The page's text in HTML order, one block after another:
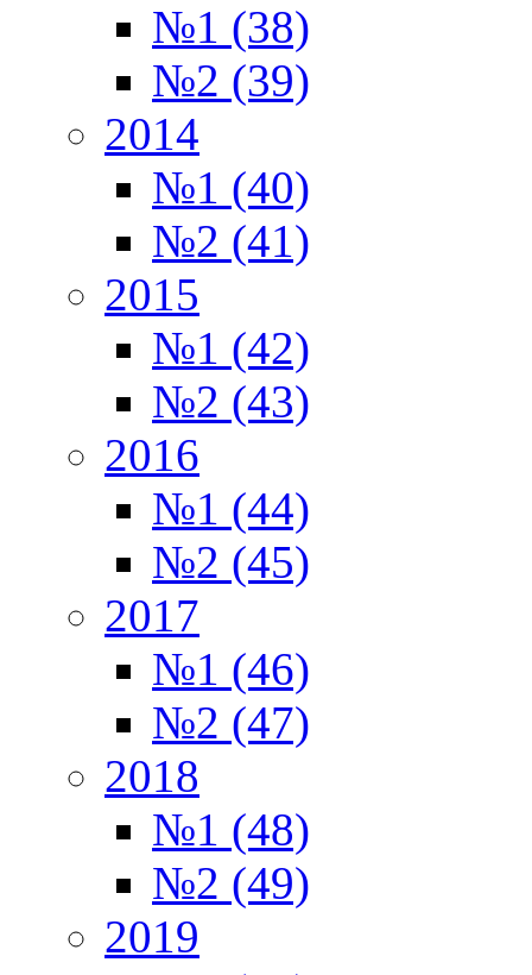
№1 (38)
№2 (39)
2014
№1 (40)
№2 (41)
2015
№1 (42)
№2 (43)
2016
№1 (44)
№2 (45)
2017
№1 (46)
№2 (47)
2018
№1 (48)
№2 (49)
2019